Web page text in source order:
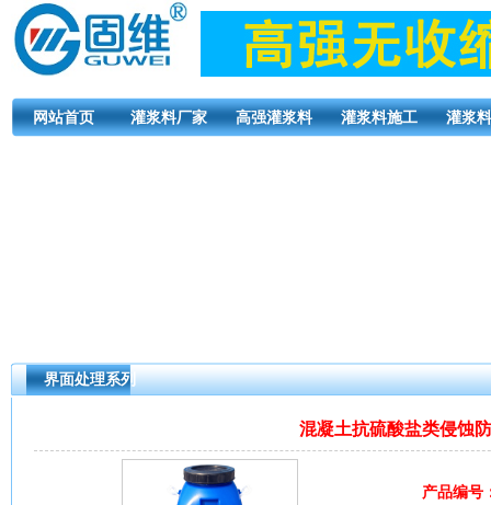
网站首页 灌浆料厂家 高强灌浆料 灌浆料施工 灌浆
界面处理系列
混凝土抗硫酸盐类侵蚀
产品编号